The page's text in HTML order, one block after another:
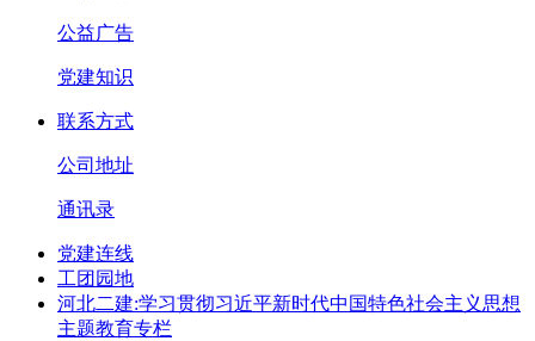
公益广告
党建知识
联系方式
公司地址
通讯录
党建连线
工团园地
河北二建:学习贯彻习近平新时代中国特色社会主义思想
主题教育专栏